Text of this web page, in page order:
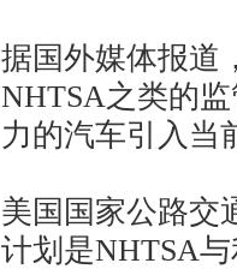
据国外媒体报道
NHTSA之类的
力的汽车引入当
美国国家公路交
计划是NHTSA